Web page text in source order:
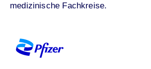
medizinische Fachkreise.